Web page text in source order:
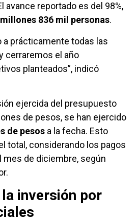
avance reportado es del 98%,
836 mil personas.
a prácticamente todas las
cerraremos el año
planteados”, indicó
ejercida del presupuesto
de pesos, se han ejercido
de pesos a la fecha. Esto
total, considerando los pagos
mes de diciembre, según
inversión por